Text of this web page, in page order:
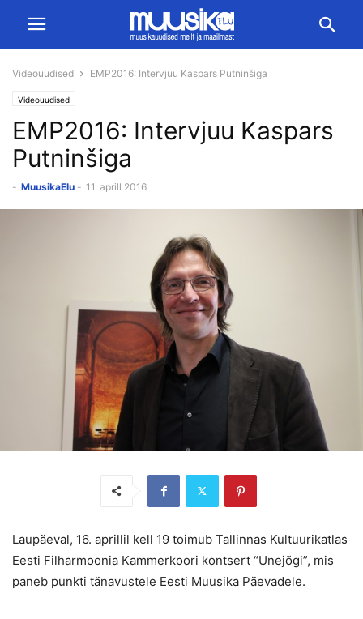
Videouudised EMP2016: Intervjuu Kaspars Putninšiga
Videouudised
EMP2016: Intervjuu Kaspars
Putninšiga
- MuusikaElu - 11. aprill 2016
Laupäeval, 16. aprillil kell 19 toimub Tallinnas Kultuurikatlas
Eesti Filharmoonia Kammerkoori kontsert “Unejõgi”, mis
paneb punkti tänavustele Eesti Muusika Päevadele.